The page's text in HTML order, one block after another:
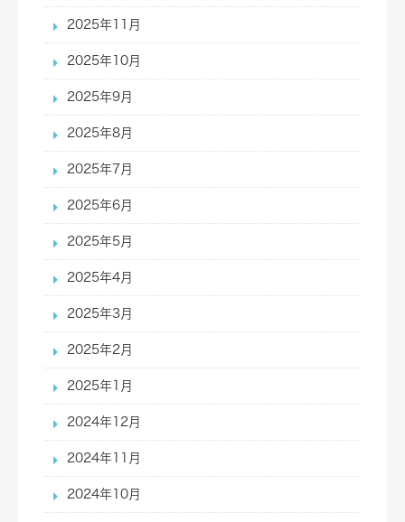
2025年11月
2025年10月
2025年9月
2025年8月
2025年7月
2025年6月
2025年5月
2025年4月
2025年3月
2025年2月
2025年1月
2024年12月
2024年11月
2024年10月